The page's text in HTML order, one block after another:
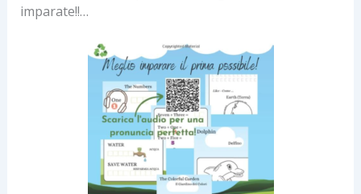
imparate!!…